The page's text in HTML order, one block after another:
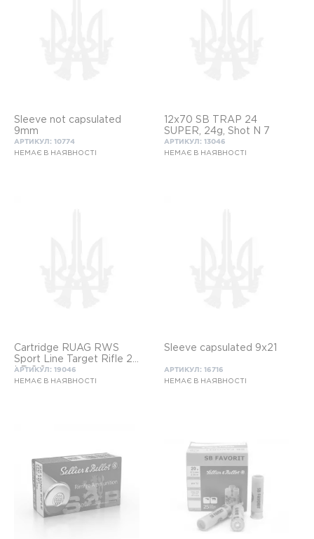
Sleeve not capsulated
9mm
АРТИКУЛ: 10774
НЕМАЄ В НАЯВНОСТІ
12x70 SB TRAP 24
SUPER, 24g, Shot N 7
АРТИКУЛ: 13046
НЕМАЄ В НАЯВНОСТІ
Cartridge RUAG RWS
Sport Line Target Rifle 22
LR 2.6 g
АРТИКУЛ: 19046
НЕМАЄ В НАЯВНОСТІ
Sleeve capsulated 9x21
АРТИКУЛ: 16716
НЕМАЄ В НАЯВНОСТІ